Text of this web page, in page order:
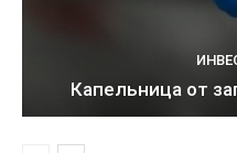
Капельница от